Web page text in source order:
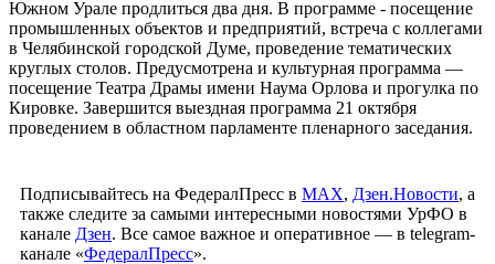
Южном Урале продлиться два дня. В программе - посещение
промышленных объектов и предприятий, встреча с коллегами
в Челябинской городской Думе, проведение тематических
круглых столов. Предусмотрена и культурная программа —
посещение Театра Драмы имени Наума Орлова и прогулка по
Кировке. Завершится выездная программа 21 октября
проведением в областном парламенте пленарного заседания.
Подписывайтесь на ФедералПресс в МАХ, Дзен.Новости, а
также следите за самыми интересными новостями УрФО в
канале Дзен. Все самое важное и оперативное — в telegram-
канале «ФедералПресс».